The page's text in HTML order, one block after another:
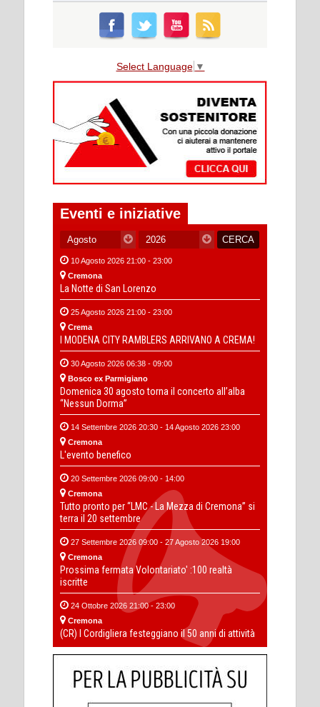
Select Language ▼
Eventi e iniziative
10 Agosto 2026 21:00 - 23:00
Cremona
La Notte di San Lorenzo
25 Agosto 2026 21:00 - 23:00
Crema
I MODENA CITY RAMBLERS ARRIVANO A CREMA!
30 Agosto 2026 06:38 - 09:00
Bosco ex Parmigiano
Domenica 30 agosto torna il concerto all’alba
“Nessun Dorma”
14 Settembre 2026 20:30 - 14 Agosto 2026 23:00
Cremona
L'evento benefico
20 Settembre 2026 09:00 - 14:00
Cremona
Tutto pronto per “LMC - La Mezza di Cremona” si
terra il 20 settembre
27 Settembre 2026 09:00 - 27 Agosto 2026 19:00
Cremona
Prossima fermata Volontariato' :100 realtà
iscritte
24 Ottobre 2026 21:00 - 23:00
Cremona
(CR) I Cordigliera festeggiano il 50 anni di attività